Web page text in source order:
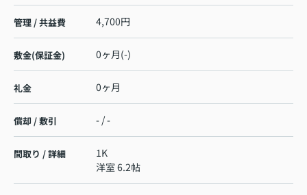
管理 / 共益費 4,700円
敷金(保証金) 0ヶ月(-)
礼金 0ヶ月
償却 / 敷引 - / -
間取り / 詳細
1K
洋室 6.2帖